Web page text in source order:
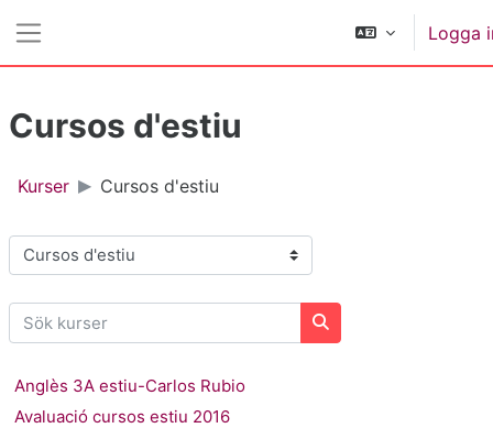
Logga
Cursos d'estiu
Kurser Cursos d'estiu
Kurskategorier
Sök kurser
Sök kurser
Anglès 3A estiu-Carlos Rubio
Avaluació cursos estiu 2016